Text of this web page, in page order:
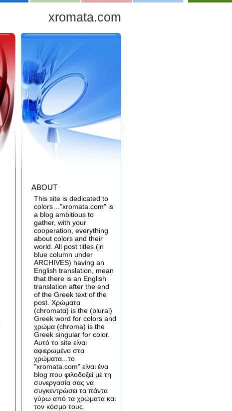
xromata.com
ABOUT
This site is dedicated to
colors…”xromata.com” is
a blog ambitious to
gather, with your
cooperation, everything
about colors and their
world. All post titles (in
blue column under
ARCHIVES) having an
English translation, mean
that there is an English
translation after the end
of the Greek text of the
post. Χρώματα
(chromatα) is the (plural)
Greek word for colors and
χρώμα (chroma) is the
Greek singular for color.
Αυτό το site είναι
αφιερωμένο στα
χρώματα...το
"xromata.com" είναι ένα
blog που φιλοδοξεί με τη
συνεργασία σας να
συγκεντρώσει τα πάντα
γύρω από τα χρώματα και
τον κόσμο τους.